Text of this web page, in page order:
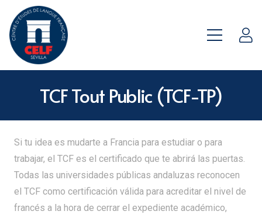
TCF Tout Public (TCF-TP)
Si tu idea es mudarte a Francia para estudiar o para
trabajar, el TCF es el certificado que te abrirá las puertas.
Todas las universidades públicas andaluzas reconocen
el TCF como certificación válida para acreditar el nivel de
francés a la hora de cerrar el expediente académico,